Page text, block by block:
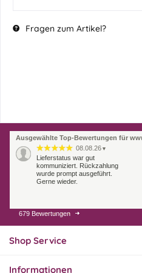
Fragen zum Artikel?
Ausgewählte Top-Bewertungen für
08.08.26 ▼
Lieferstatus war gut
kommuniziert. Rückzahlung
wurde prompt ausgeführt.
Gerne wieder.
07.08.26
Endlich das richtige
679 Bewertungen
Shop Service
Informationen